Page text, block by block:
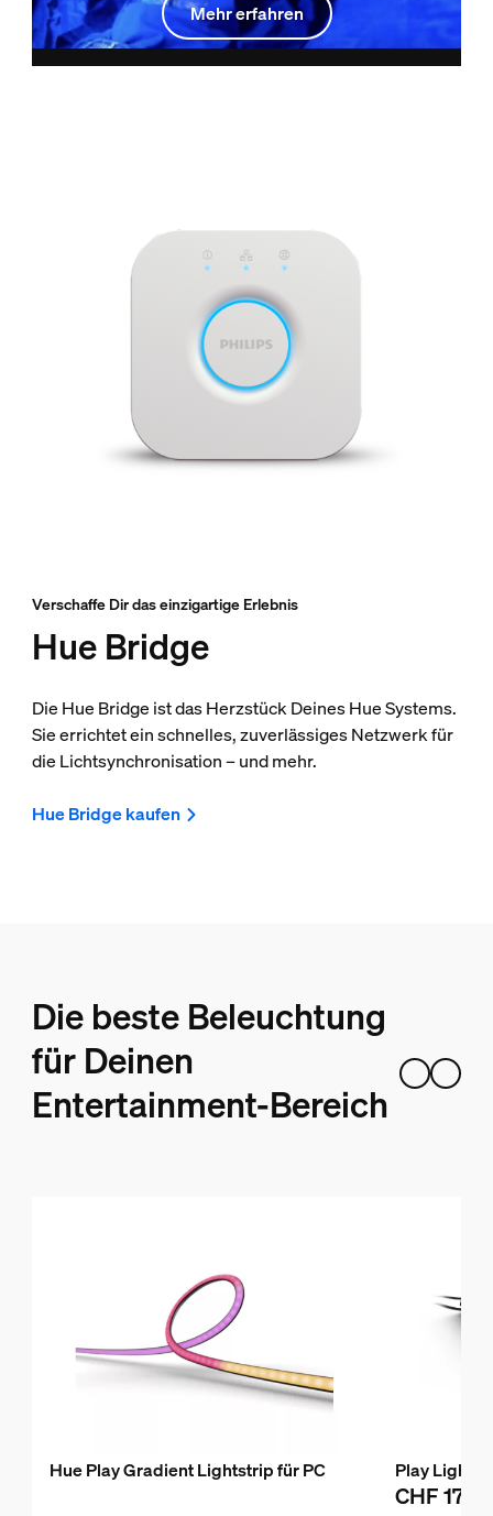
Mehr erfahren
Verschaffe Dir das einzigartige Erlebnis
Hue Bridge
Die Hue Bridge ist das Herzstück Deines Hue Systems.
Sie errichtet ein schnelles, zuverlässiges Netzwerk für
die Lichtsynchronisation – und mehr.
Hue Bridge kaufen
Die beste Beleuchtung
für Deinen
Entertainment-Bereich
Hue Play Gradient Lightstrip für PC Play
CHF